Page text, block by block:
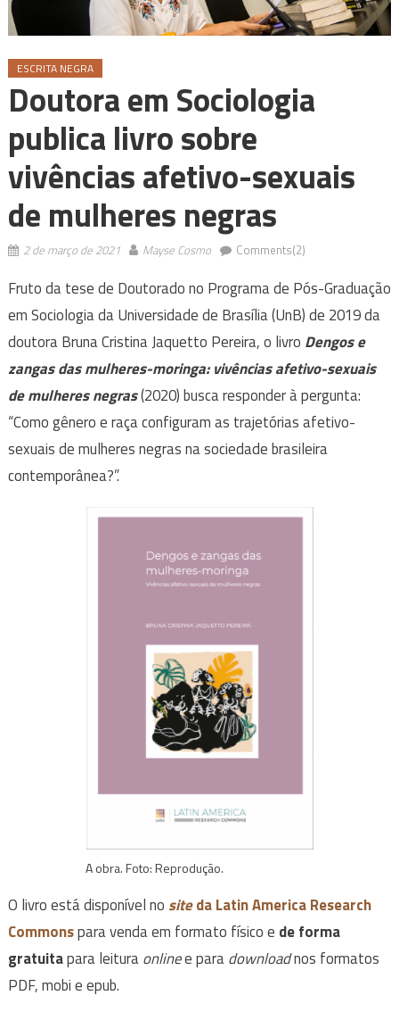
ESCRITA NEGRA
Doutora em Sociologia
publica livro sobre
vivências afetivo-sexuais
de mulheres negras
2 de março de 2021 Mayse Cosmo Comments(2)
Fruto da tese de Doutorado no Programa de Pós-Graduação
em Sociologia da Universidade de Brasília (UnB) de 2019 da
doutora Bruna Cristina Jaquetto Pereira, o livro Dengos e
zangas das mulheres-moringa: vivências afetivo-sexuais
de mulheres negras(2020) busca responder à pergunta:
“Como gênero e raça configuram as trajetórias afetivo-
sexuais de mulheres negras na sociedade brasileira
contemporânea?”.
A obra. Foto: Reprodução.
O livro está disponível no siteda Latin America Research
Commonspara venda em formato físico e de forma
gratuitapara leituraonlinee paradownloadnos formatos
PDF, mobi e epub.